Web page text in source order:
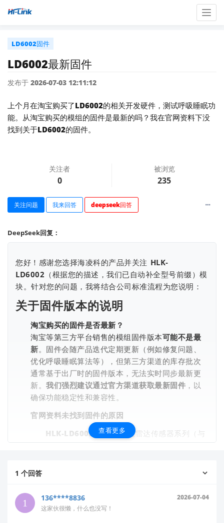
LD6002固件
LD6002最新固件
发布于 2026-07-03 12:11:12
上个月在淘宝购买了LD6002的相关开发硬件，测试呼吸睡眠功
能。从淘宝购买的模组的固件是最新的吗？我在官网资料下没
找到关于LD6002的固件。
查看更多
关注者
0
被浏览
235
关注问题 我来回答 deepseek回答
DeepSeek回复：
您好！感谢您选择海凌科的产品并关注 HLK-
LD6002 （根据您的描述，我们已自动补全型号前缀）模
块。针对您的问题，我将结合公司标准流程为您说明：
关于固件版本的说明
淘宝购买的固件是否最新？
淘宝等第三方平台销售的模组固件版本可能不是最
新。固件会随产品迭代定期更新（例如修复问题、
优化呼吸睡眠算法等），但第三方渠道的库存批次
通常基于出厂时的固件版本，无法实时同步最新更
新。 我们强烈建议通过官方渠道获取最新固件 ，以
确保功能稳定性和兼容性。
官网资料未找到固件的原因
HLK-LD6002 属于毫米波雷达传感器系列（与
（https://h.hlktech.com/Mobile/Download
需手动输入完整型号搜索
查看更多
1 个回答
136****8836
2026-07-04
这家伙很懒，什么也没写！